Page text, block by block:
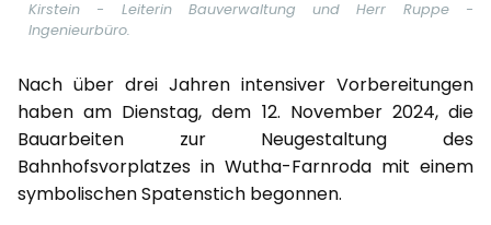
Kirstein - Leiterin Bauverwaltung und Herr Ruppe -
Ingenieurbüro.
Nach über drei Jahren intensiver Vorbereitungen
haben am Dienstag, dem 12. November 2024, die
Bauarbeiten zur Neugestaltung des
Bahnhofsvorplatzes in Wutha-Farnroda mit einem
symbolischen Spatenstich begonnen.